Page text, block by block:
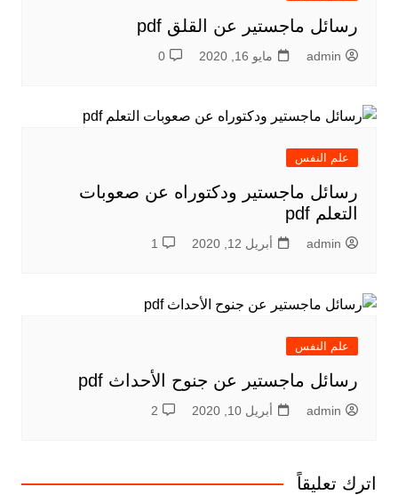
رسائل ماجستير عن القلق pdf
admin مايو 16, 2020 0
علم النفس
رسائل ماجستير ودكتوراه عن صعوبات
التعلم pdf
admin أبريل 12, 2020 1
علم النفس
رسائل ماجستير عن جنوح الأحداث pdf
admin أبريل 10, 2020 2
اترك تعليقاً